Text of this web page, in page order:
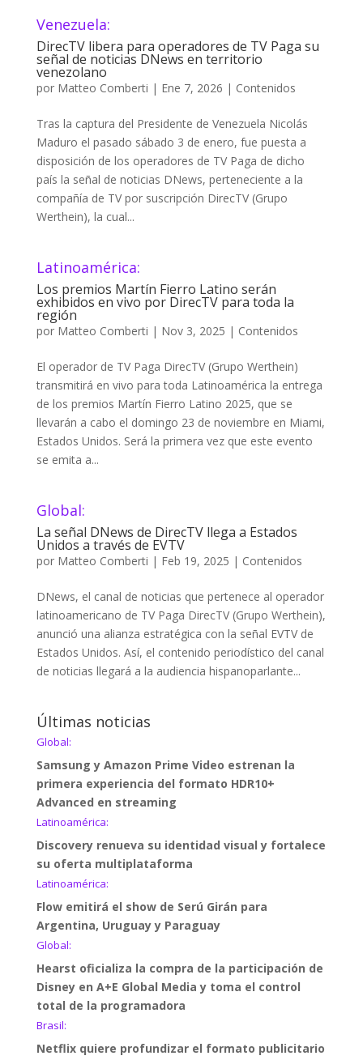
Venezuela:
DirecTV libera para operadores de TV Paga su
señal de noticias DNews en territorio
venezolano
por Matteo Comberti | Ene 7, 2026 | Contenidos
Tras la captura del Presidente de Venezuela Nicolás
Maduro el pasado sábado 3 de enero, fue puesta a
disposición de los operadores de TV Paga de dicho
país la señal de noticias DNews, perteneciente a la
compañía de TV por suscripción DirecTV (Grupo
Werthein), la cual...
Latinoamérica:
Los premios Martín Fierro Latino serán
exhibidos en vivo por DirecTV para toda la
región
por Matteo Comberti | Nov 3, 2025 | Contenidos
El operador de TV Paga DirecTV (Grupo Werthein)
transmitirá en vivo para toda Latinoamérica la entrega
de los premios Martín Fierro Latino 2025, que se
llevarán a cabo el domingo 23 de noviembre en Miami,
Estados Unidos. Será la primera vez que este evento
se emita a...
Global:
La señal DNews de DirecTV llega a Estados
Unidos a través de EVTV
por Matteo Comberti | Feb 19, 2025 | Contenidos
DNews, el canal de noticias que pertenece al operador
latinoamericano de TV Paga DirecTV (Grupo Werthein),
anunció una alianza estratégica con la señal EVTV de
Estados Unidos. Así, el contenido periodístico del canal
de noticias llegará a la audiencia hispanoparlante...
Últimas noticias
Global:
Samsung y Amazon Prime Video estrenan la
primera experiencia del formato HDR10+
Advanced en streaming
Latinoamérica:
Discovery renueva su identidad visual y fortalece
su oferta multiplataforma
Latinoamérica:
Flow emitirá el show de Serú Girán para
Argentina, Uruguay y Paraguay
Global:
Hearst oficializa la compra de la participación de
Disney en A+E Global Media y toma el control
total de la programadora
Brasil:
Netflix quiere profundizar el formato publicitario